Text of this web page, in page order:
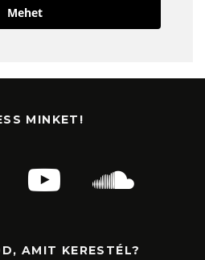
Mehet
MINKET!
AMIT KERESTÉL?